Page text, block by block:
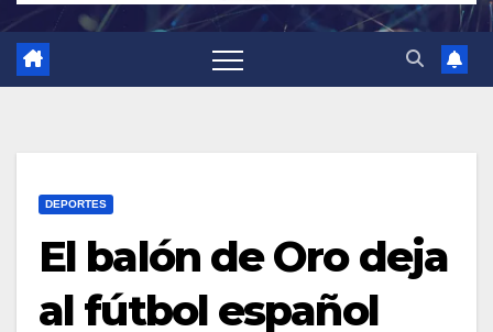
DEPORTES
El balón de Oro deja
al fútbol español